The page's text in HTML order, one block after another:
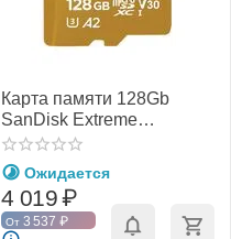
Карта памяти 128Gb
SanDisk Extreme
microSDXC Class 10
UHS-I U3 V30
Ожидается
4 019₽
От 3 537 ₽